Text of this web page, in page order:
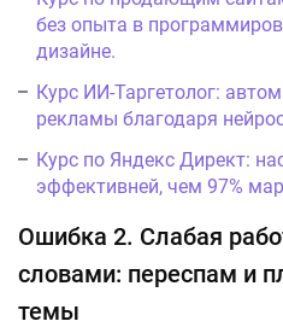
без опыта в
дизайне.
Курс ИИ-Таргетолог:
рекламы благодаря
Курс по Яндекс Директ:
эффективней, чем 97%
Ошибка 2. Слабая
словами: переспам и
темы